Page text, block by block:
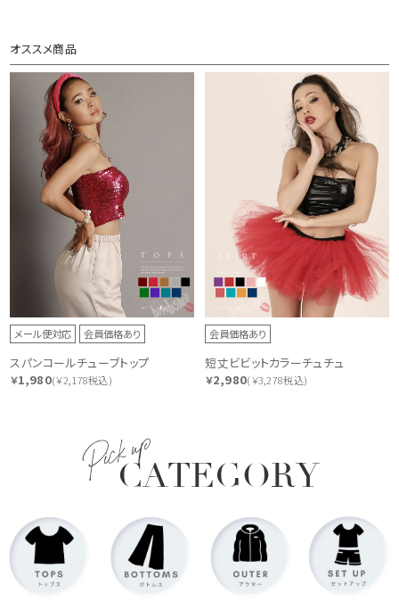
オススメ商品
メール便対応 会員価格あり
スパンコールチューブトップ
￥1,980(￥2,178税込)
会員価格あり
短丈ビビットカラーチュチュ
￥2,980(￥3,278税込)
Pick upCATEGORY